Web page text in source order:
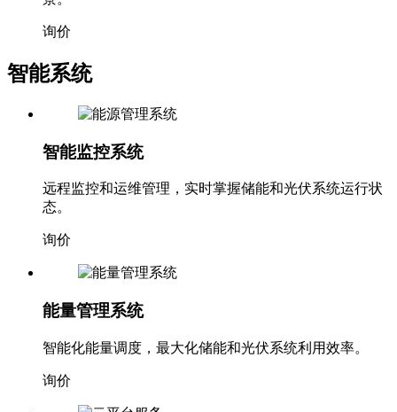
询价
智能系统
智能监控系统
远程监控和运维管理，实时掌握储能和光伏系统运行状
态。
询价
能量管理系统
智能化能量调度，最大化储能和光伏系统利用效率。
询价